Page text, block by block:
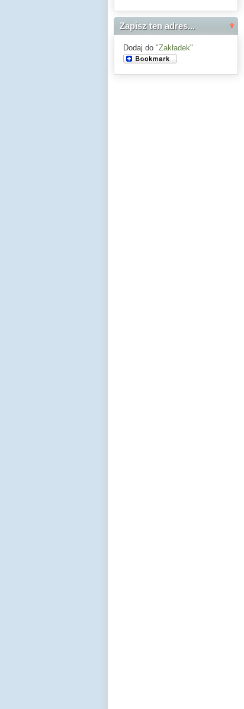
Zapisz ten adres...
Dodaj do "Zakładek"